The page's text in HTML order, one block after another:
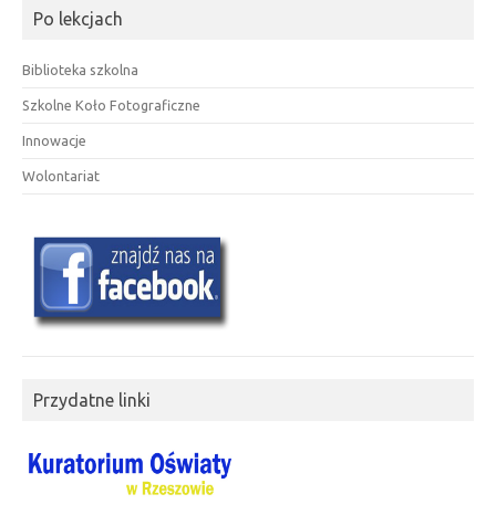
Po lekcjach
Biblioteka szkolna
Szkolne Koło Fotograficzne
Innowacje
Wolontariat
Przydatne linki